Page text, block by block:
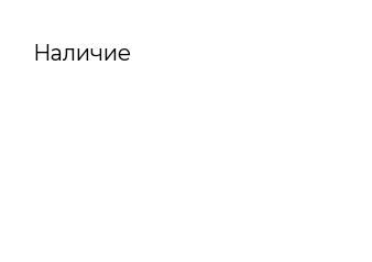
Наличие